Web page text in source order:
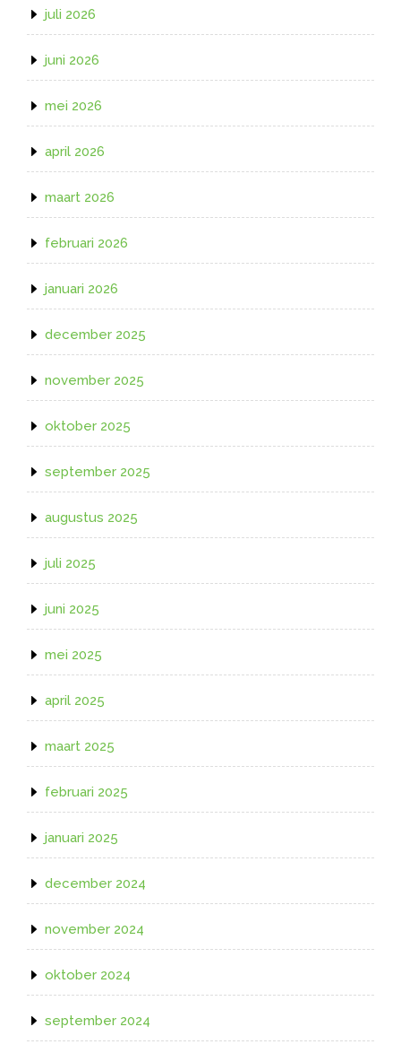
juli 2026
juni 2026
mei 2026
april 2026
maart 2026
februari 2026
januari 2026
december 2025
november 2025
oktober 2025
september 2025
augustus 2025
juli 2025
juni 2025
mei 2025
april 2025
maart 2025
februari 2025
januari 2025
december 2024
november 2024
oktober 2024
september 2024